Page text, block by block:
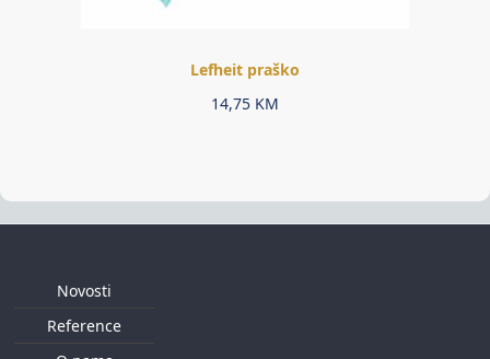
Lefheit praško
14,75 KM
Novosti
Reference